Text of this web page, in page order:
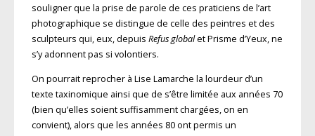
souligner que la prise de parole de ces praticiens de l’art
photographique se distingue de celle des peintres et des
sculpteurs qui, eux, depuis Refus globalet Prisme d’Yeux, ne
s’y adonnent pas si volontiers.
On pourrait reprocher à Lise Lamarche la lourdeur d’un
texte taxinomique ainsi que de s’être limitée aux années 70
(bien qu’elles soient suffisamment chargées, on en
convient), alors que les années 80 ont permis un